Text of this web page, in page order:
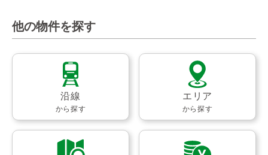
他の物件を探す
沿線
から探す
エリア
から探す